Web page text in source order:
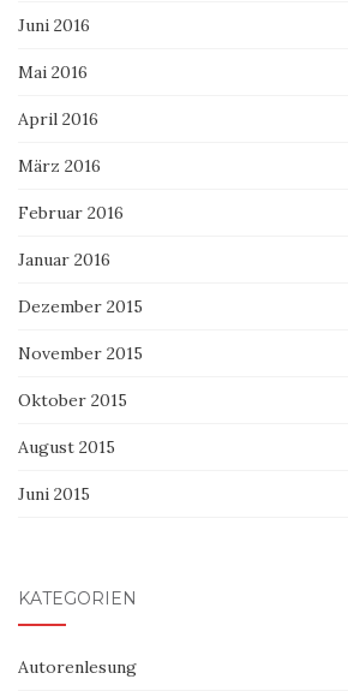
Juni 2016
Mai 2016
April 2016
März 2016
Februar 2016
Januar 2016
Dezember 2015
November 2015
Oktober 2015
August 2015
Juni 2015
KATEGORIEN
Autorenlesung